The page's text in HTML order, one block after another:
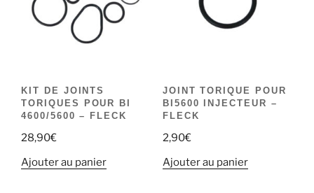
KIT DE JOINTS
TORIQUES POUR BI
4600/5600 – FLECK
28,90€
Ajouter au panier
JOINT TORIQUE POUR
BI5600 INJECTEUR –
FLECK
2,90€
Ajouter au panier